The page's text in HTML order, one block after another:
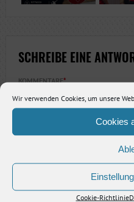
Wir verwenden Cookies, um unsere
Cookies
Cookie-Richtlinie
SCHREIBE EINE
KOMMENTARE*
NAME*